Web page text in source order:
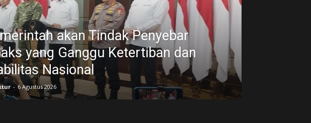
akan Tindak Penyebar
yang Ganggu Ketertiban dan
Nasional
- 6 Agustus 2026